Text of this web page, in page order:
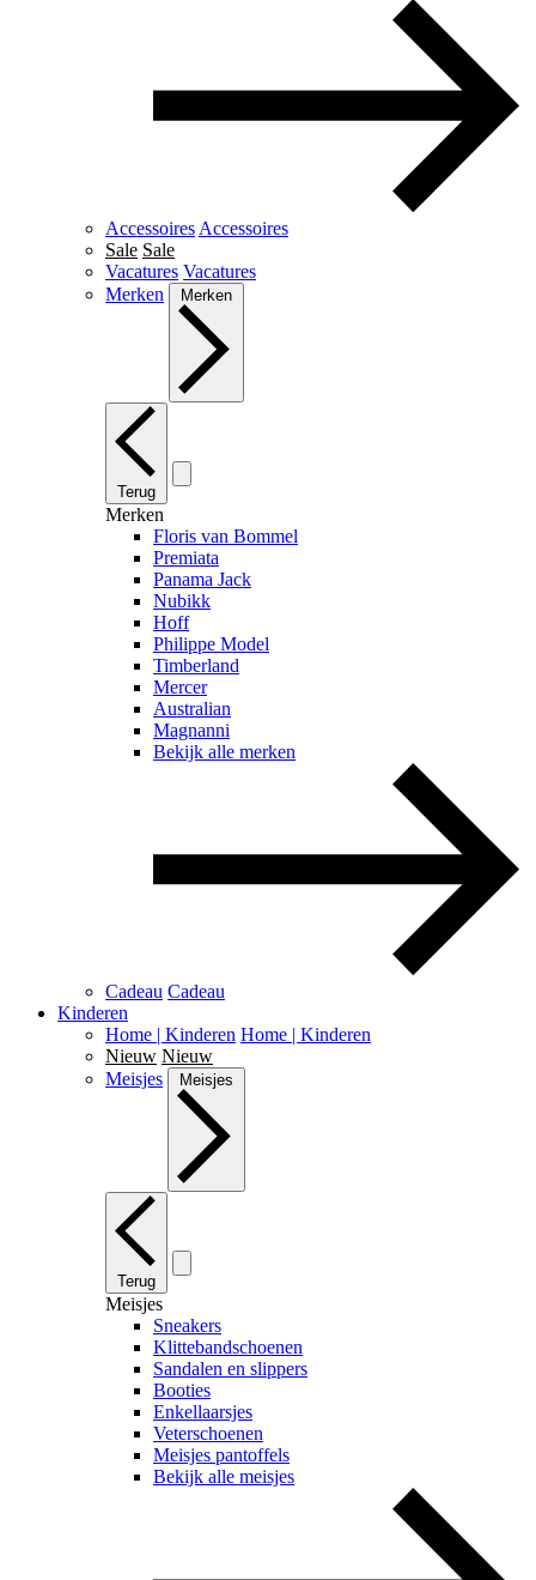
Accessoires Accessoires
Sale Sale
Vacatures Vacatures
Merken
Merken
Terug
Merken
Floris van Bommel
Premiata
Panama Jack
Nubikk
Hoff
Philippe Model
Timberland
Mercer
Australian
Magnanni
Bekijk alle merken
Cadeau Cadeau
Kinderen
Home | Kinderen Home | Kinderen
Nieuw Nieuw
Meisjes
Meisjes
Terug
Meisjes
Sneakers
Klittebandschoenen
Sandalen en slippers
Booties
Enkellaarsjes
Veterschoenen
Meisjes pantoffels
Bekijk alle meisjes